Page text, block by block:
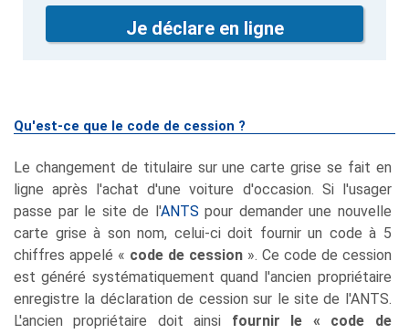
Je déclare en ligne
Qu'est-ce que le code de cession ?
Le changement de titulaire sur une carte grise se fait en
ligne après l'achat d'une voiture d'occasion. Si l'usager
passe par le site de l'ANTS pour demander une nouvelle
carte grise à son nom, celui-ci doit fournir un code à 5
chiffres appelé « code de cession». Ce code de cession
est généré systématiquement quand l'ancien propriétaire
enregistre la déclaration de cession sur le site de l'ANTS.
L'ancien propriétaire doit ainsi fournir le « code de